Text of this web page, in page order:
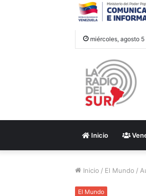
miércoles, agosto
Inicio
Inicio / El Mundo /
El Mundo